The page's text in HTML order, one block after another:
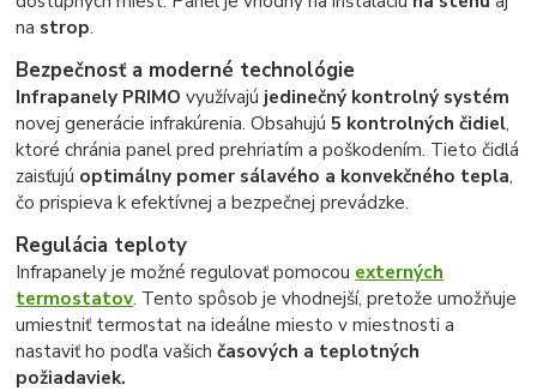
na strop.
Bezpečnosť a moderné technológie
Infrapanely PRIMO využívajú jedinečný kontrolný systém
novej generácie infrakúrenia. Obsahujú5 kontrolných čidiel,
ktoré chránia panel pred prehriatím a poškodením. Tieto čidlá
zaisťujú optimálny pomer sálavého a konvekčného tepla,
čo prispieva k efektívnej a bezpečnej prevádzke.
Regulácia teploty
Infrapanely je možné regulovať pomocou externých
termostatov. Tento spôsob je vhodnejší, pretože umožňuje
umiestniť termostat na ideálne miesto v miestnosti a
nastaviť ho podľa vašichčasových a teplotných
požiadaviek.